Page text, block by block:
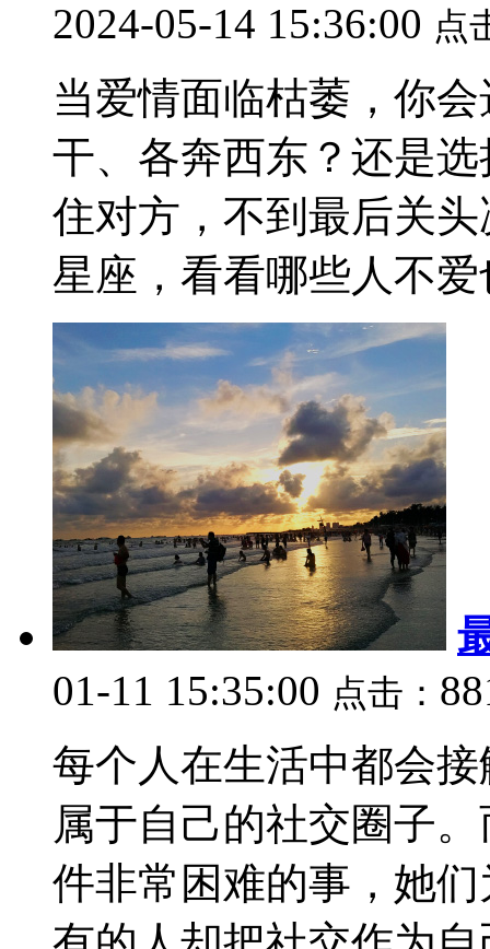
2024-05-14 15:36:00 点
当爱情面临枯萎，你
干、各奔西东？还是
住对方，不到最后关
星座，看看哪些人不
01-11 15:35:00 点击：
每个人在生活中都会
属于自己的社交圈子
件非常困难的事，她